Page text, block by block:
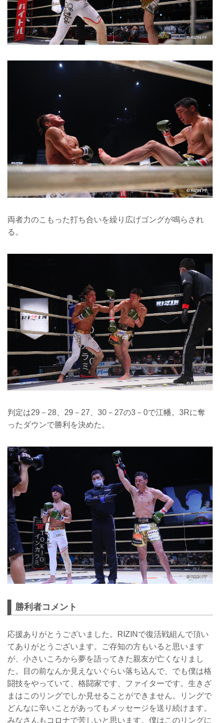
両者力のこもった打ち合いを繰り広げゴングが鳴らされ
る。
判定は29－28、29－27、30－27の3－0で江幡。3Rに奪
ったダウンで勝利を決めた。
勝利者コメント
応援ありがとうございました。RIZINで復活戦組んで頂い
てありがとうございます。ご存知の方もいると思います
が、小さいころから夢を語ってきた親友が亡くなりまし
た。目の前なんか見えないぐらい落ち込んで、でも僕は格
闘技をやっていて、格闘家です、ファイターです。生きざ
まはこのリングでしか見せることができません。リングで
どんなに辛いことがあってもメッセージを送り続けます。
みなさんもコロナで苦しいと思います。僕はこのリングに